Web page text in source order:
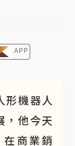
APP
形機器人
，他今天
商業銷